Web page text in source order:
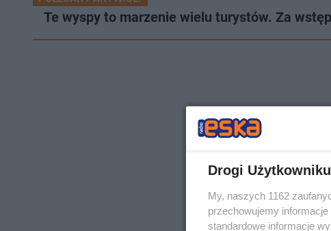
Te wyspy to marzenie wielu turystów. Za
Drogi
My, naszych 1162
przechowujemy
standardowe informacje